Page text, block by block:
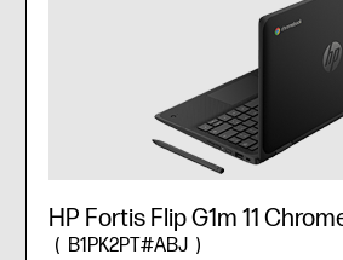
HP Fortis Flip G1m 11
（B1PK2PT#ABJ）